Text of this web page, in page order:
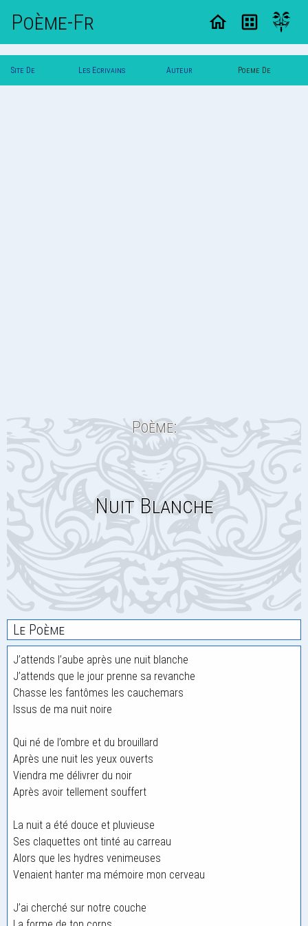
Poème-Fr
Site De Les Ecrivains Auteur Poeme De
Poème:
Nuit Blanche
Le Poème
J’attends l’aube après une nuit blanche
J’attends que le jour prenne sa revanche
Chasse les fantômes les cauchemars
Issus de ma nuit noire
Qui né de l’ombre et du brouillard
Après une nuit les yeux ouverts
Viendra me délivrer du noir
Après avoir tellement souffert
La nuit a été douce et pluvieuse
Ses claquettes ont tinté au carreau
Alors que les hydres venimeuses
Venaient hanter ma mémoire mon cerveau
J’ai cherché sur notre couche